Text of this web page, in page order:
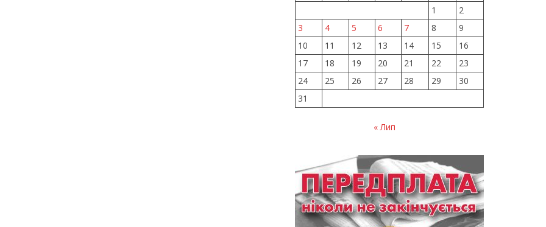
1
2
3
4 5 6 7 8
9
10
11 12 13 14 15
16
17
18 19 20 21 22
23
24
25 26 27 28 29
30
31
« Лип